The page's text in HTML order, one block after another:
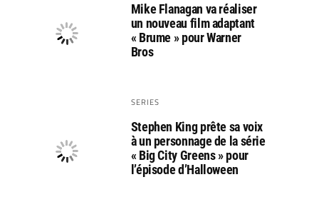
Mike Flanagan va réaliser
un nouveau film adaptant
« Brume » pour Warner
Bros
SERIES
Stephen King prête sa voix
à un personnage de la série
« Big City Greens » pour
l’épisode d’Halloween